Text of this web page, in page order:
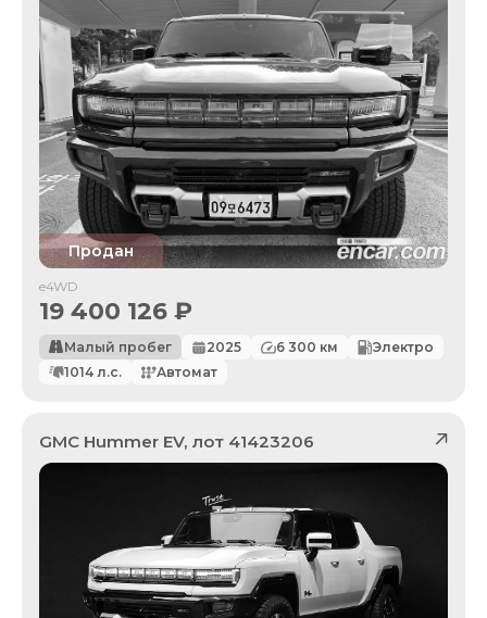
Продан
e4WD
19 400 126 ₽
Малый пробег 2025 6 300 км
Электро
1014 л.с. Автомат
GMC Hummer EV, лот 41423206